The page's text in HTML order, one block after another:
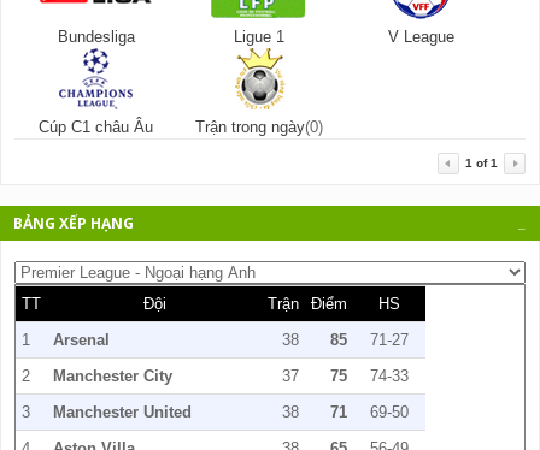
Bundesliga Ligue 1 V League
Cúp C1 châu Âu Trận trong ngày(0)
1 of1
BẢNG XẾP HẠNG
TT Đội Trận Điểm
HS
1
Arsenal 38 85
71-27
2
Manchester City 37 75
74-33
3
Manchester United 38 71
69-50